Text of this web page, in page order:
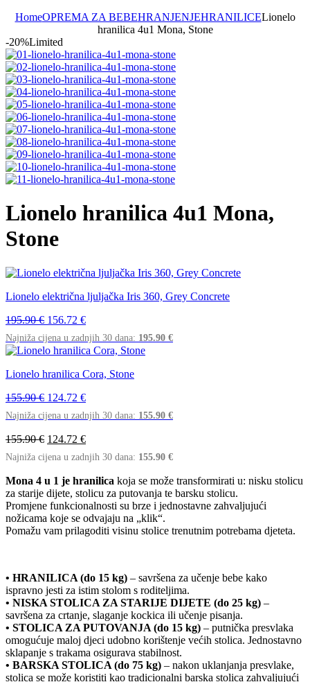
HomeOPREMA ZA BEBEHRANJENJEHRANILICELionelo
hranilica 4u1 Mona, Stone
-20%Limited
Lionelo hranilica 4u1 Mona,
Stone
Lionelo električna ljuljačka Iris 360, Grey Concrete
195.90€ 156.72 €
Najniža cijena u zadnjih 30 dana: 195.90 €
Lionelo hranilica Cora, Stone
155.90€ 124.72 €
Najniža cijena u zadnjih 30 dana: 155.90 €
155.90€ 124.72 €
Najniža cijena u zadnjih 30 dana: 155.90 €
Mona 4 u 1 je hranilica koja se može transformirati u: nisku stolicu
za starije dijete, stolicu za putovanja te barsku stolicu.
Promjene funkcionalnosti su brze i jednostavne zahvaljujući
nožicama koje se odvajaju na „klik“.
Pomažu vam prilagoditi visinu stolice trenutnim potrebama djeteta.
• HRANILICA (do 15 kg) – savršena za učenje bebe kako
ispravno jesti za istim stolom s roditeljima.
• NISKA STOLICA ZA STARIJE DIJETE (do 25 kg) –
savršena za crtanje, slaganje kockica ili učenje pisanja.
• STOLICA ZA PUTOVANJA (do 15 kg) – putnička presvlaka
omogućuje maloj djeci udobno korištenje većih stolica. Jednostavno
sklapanje s trakama osigurava stabilnost.
• BARSKA STOLICA (do 75 kg) – nakon uklanjanja presvlake,
stolica se može koristiti kao tradicionalni barska stolica zahvaljujući